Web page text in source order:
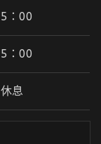
5：00
5：00
休息